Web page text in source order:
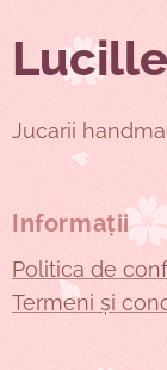
Jucarii
Informații
Politica de
Termeni și